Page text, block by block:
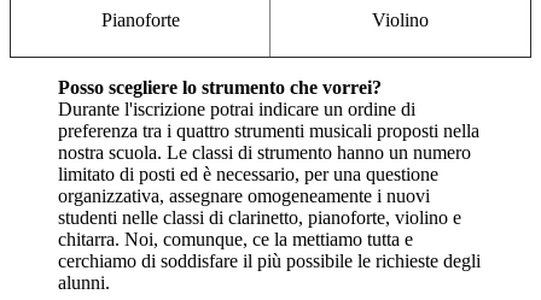
Pianoforte Violino
Posso scegliere lo strumento che vorrei?
Durante l'iscrizione potrai indicare un ordine di
preferenza tra i quattro strumenti musicali proposti nella
nostra scuola. Le classi di strumento hanno un numero
limitato di posti ed è necessario, per una questione
organizzativa, assegnare omogeneamente i nuovi
studenti nelle classi di clarinetto, pianoforte, violino e
chitarra. Noi, comunque, ce la mettiamo tutta e
cerchiamo di soddisfare il più possibile le richieste degli
alunni.